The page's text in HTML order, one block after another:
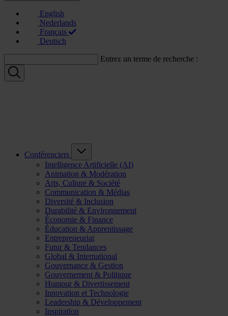
English
Nederlands
Français
Deutsch
Entrez un terme de recherche :
Conférenciers
Intelligence Artificielle (AI)
Animation & Modération
Arts, Culture & Société
Communication & Médias
Diversité & Inclusion
Durabilité & Environnement
Économie & Finance
Éducation & Apprentissage
Entrepreneuriat
Futur & Tendances
Global & International
Gouvernance & Gestion
Gouvernement & Politique
Humour & Divertissement
Innovation et Technologie
Leadership & Développement
Inspiration